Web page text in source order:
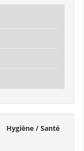
Hygiène / Santé